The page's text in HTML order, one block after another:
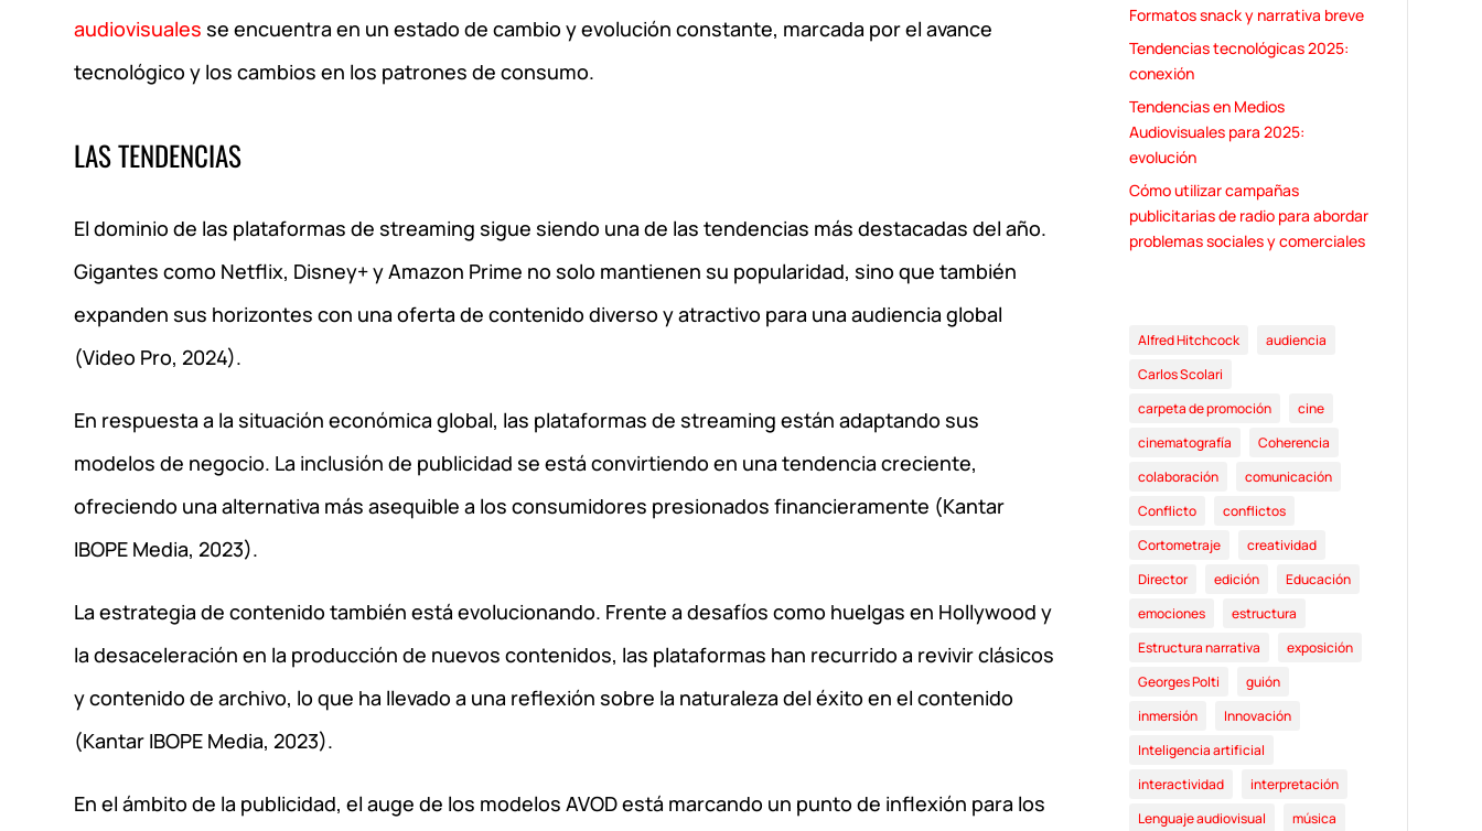
audiovisualesse encuentra en un estado de cambio y evolución constante, marcada por el avance
tecnológico y los cambios en los patrones de consumo.
LAS TENDENCIAS
El dominio de las plataformas de streaming sigue siendo una de las tendencias más destacadas del año.
Gigantes como Netflix, Disney+ y Amazon Prime no solo mantienen su popularidad, sino que también
expanden sus horizontes con una oferta de contenido diverso y atractivo para una audiencia global
(Video Pro, 2024).
En respuesta a la situación económica global, las plataformas de streaming están adaptando sus
modelos de negocio. La inclusión de publicidad se está convirtiendo en una tendencia creciente,
ofreciendo una alternativa más asequible a los consumidores presionados financieramente (Kantar
IBOPE Media, 2023).
La estrategia de contenido también está evolucionando. Frente a desafíos como huelgas en Hollywood y
la desaceleración en la producción de nuevos contenidos, las plataformas han recurrido a revivir clásicos
y contenido de archivo, lo que ha llevado a una reflexión sobre la naturaleza del éxito en el contenido
(Kantar IBOPE Media, 2023).
En el ámbito de la publicidad, el auge de los modelos AVOD está marcando un punto de inflexión para los
Formatos snack y narrativa breve
Tendencias tecnológicas 2025:
conexión
Tendencias en Medios
Audiovisuales para 2025:
evolución
Cómo utilizar campañas
publicitarias de radio para abordar
problemas sociales y comerciales
Alfred Hitchcock
audiencia
Carlos Scolari
carpeta de promoción
cine
cinematografía
Coherencia
colaboración
comunicación
Conflicto
conflictos
Cortometraje
creatividad
Director
edición
Educación
emociones
estructura
Estructura narrativa
exposición
Georges Polti
guión
inmersión
Innovación
Inteligencia artificial
interactividad
interpretación
Lenguaje audiovisual
música